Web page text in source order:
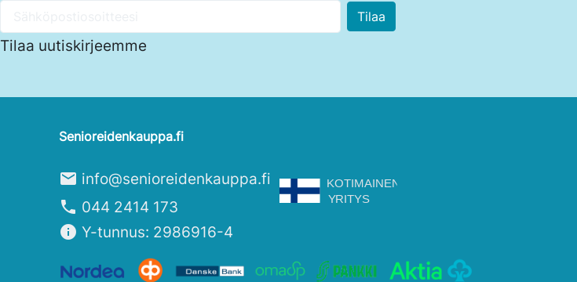
Tilaa uutiskirjeemme
Senioreidenkauppa.fi
mail info@senioreidenkauppa.fi
phone 044 2414 173
info Y-tunnus: 2986916-4